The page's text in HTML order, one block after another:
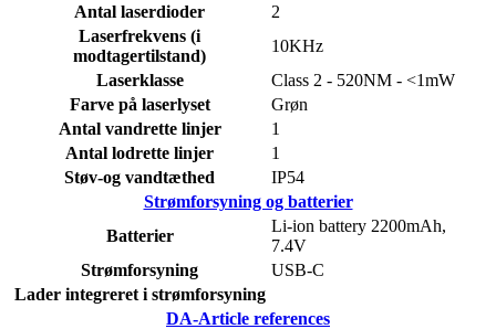
Antal laserdioder
2
Laserfrekvens (i
modtagertilstand)
10KHz
Laserklasse
Class 2 - 520NM - <1mW
Farve på laserlyset
Grøn
Antal vandrette linjer
1
Antal lodrette linjer
1
Støv-og vandtæthed
IP54
Strømforsyning og batterier
Batterier
Li-ion battery 2200mAh,
7.4V
Strømforsyning
USB-C
Lader integreret i strømforsyning
DA-Article references